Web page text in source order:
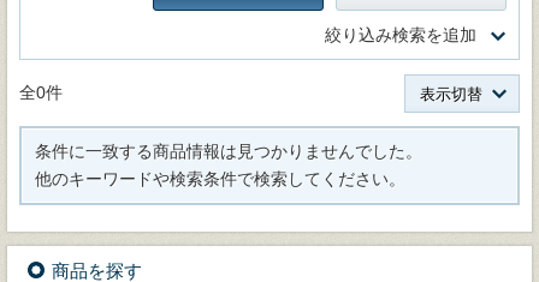
絞り込み検索を追加
全0件 表示切替
条件に一致する商品情報は見つかりませんでした。
他のキーワードや検索条件で検索してください。
商品を探す